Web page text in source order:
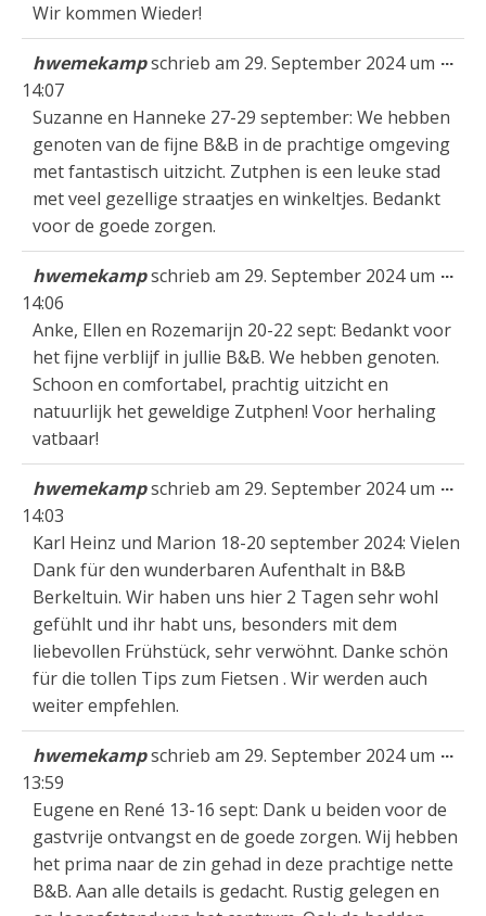
Wir kommen Wieder!
hwemekampschrieb am 29. September 2024 um
14:07
Suzanne en Hanneke 27-29 september: We hebben
genoten van de fijne B&B in de prachtige omgeving
met fantastisch uitzicht. Zutphen is een leuke stad
met veel gezellige straatjes en winkeltjes. Bedankt
voor de goede zorgen.
...
hwemekampschrieb am 29. September 2024 um
14:06
Anke, Ellen en Rozemarijn 20-22 sept: Bedankt voor
het fijne verblijf in jullie B&B. We hebben genoten.
Schoon en comfortabel, prachtig uitzicht en
natuurlijk het geweldige Zutphen! Voor herhaling
vatbaar!
...
hwemekampschrieb am 29. September 2024 um
14:03
Karl Heinz und Marion 18-20 september 2024: Vielen
Dank für den wunderbaren Aufenthalt in B&B
Berkeltuin. Wir haben uns hier 2 Tagen sehr wohl
gefühlt und ihr habt uns, besonders mit dem
liebevollen Frühstück, sehr verwöhnt. Danke schön
für die tollen Tips zum Fietsen . Wir werden auch
weiter empfehlen.
...
hwemekampschrieb am 29. September 2024 um
13:59
Eugene en René 13-16 sept: Dank u beiden voor de
gastvrije ontvangst en de goede zorgen. Wij hebben
het prima naar de zin gehad in deze prachtige nette
B&B. Aan alle details is gedacht. Rustig gelegen en
...